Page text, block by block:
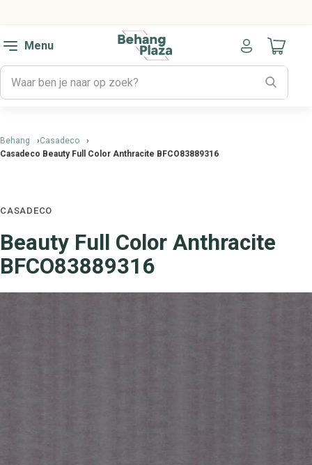
Menu
Naar
Behang
Casadeco
Casadeco Beauty Full Color Anthracite BFCO83889316
CASADECO
Beauty Full Color Anthracite
BFCO83889316